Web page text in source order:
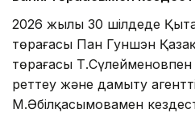
2026 жылы 30 шілдеде
төрағасы Пан Гуншэн
төрағасы
реттеу және дамыту
М.Әбілқасымовамен